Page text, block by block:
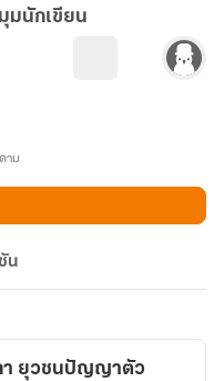
มุมนักเขียน
าม
น
า ยุวชนปัญญาตัว